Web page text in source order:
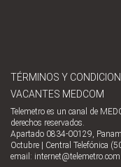
TÉRMINOS Y
VACANTES MEDCOM
Telemetro es un canal de
derechos reservados.
Apartado 0834-00129,
Octubre | Central Telefónica
email: internet@telemetro.com